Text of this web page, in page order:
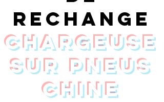
rechange
chargeuse
sur pneus
Chine